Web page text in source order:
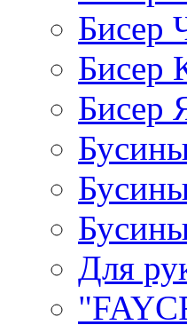
Бисер
Бисер
Бисер
Для